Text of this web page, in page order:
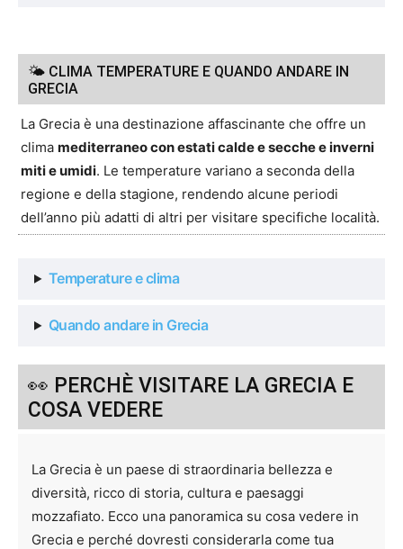
🌤 CLIMA TEMPERATURE E QUANDO ANDARE IN
GRECIA
La Grecia è una destinazione affascinante che offre un
clima mediterraneo con estati calde e secche e inverni
miti e umidi. Le temperature variano a seconda della
regione e della stagione, rendendo alcune periodi
dell’anno più adatti di altri per visitare specifiche località.
Temperature e clima
Quando andare in Grecia
👀 PERCHÈ VISITARE LA GRECIA E
COSA VEDERE
La Grecia è un paese di straordinaria bellezza e
diversità, ricco di storia, cultura e paesaggi
mozzafiato. Ecco una panoramica su cosa vedere in
Grecia e perché dovresti considerarla come tua